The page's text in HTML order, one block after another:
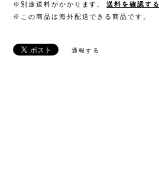
※別途送料がかかります。
送料を確認する
※この商品は海外配送できる商品です。
通報する